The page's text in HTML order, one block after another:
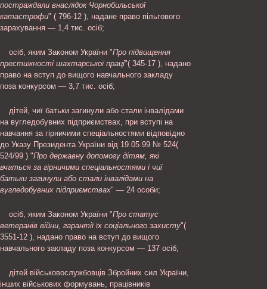
постраждали внаслідок Чорнобильської
катастрофи" ( 796-12 ), надане право пільгового
зарахування — 1,4 тис. осіб;
осіб, яким Законом України "Про підвищення
престижності шахтарської праці"( 345-17 ), надано
право на вступ до вищого навчального закладу
поза конкурсом — 3,7 тис. осіб;
дітей, чиї батьки загинули або стали інвалідами
на вугледобувних підприємствах, при вступі на
навчання за гірничими спеціальностями відповідно
до Указу Президента України від 19.05.99 № 524(
524/99 ) "Про державну допомогу дітям, які
вчаться за гірничими спеціальностями і чиї
батьки загинули або стали інвалідами на
вугледобувних підприємствах" — 24 особи;
осіб, яким Законом України "Про статус
ветеранів війни, гарантії їх соціального захисту"(
3551-12 ), надано право на вступ до вищого
навчального закладу поза конкурсом — 137 осіб;
дітей військовослужбовців Збройних сил України,
інших військових формувань, працівників